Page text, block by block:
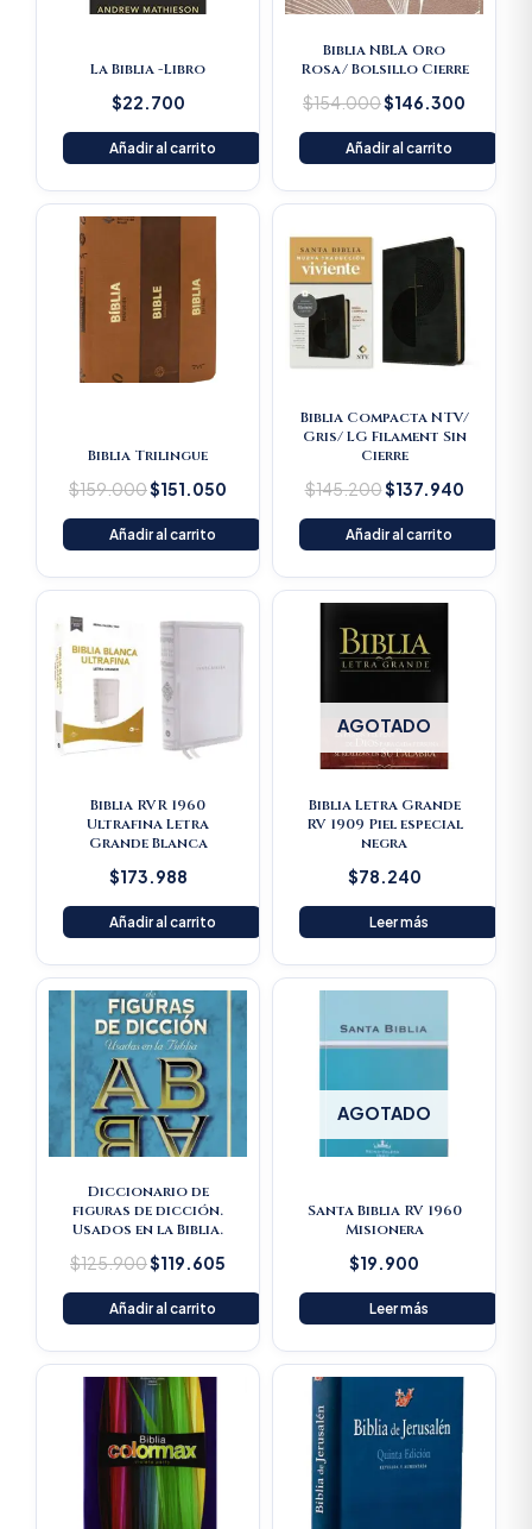
La Biblia -Libro
$22.700
Añadir al carrito
Biblia NBLA Oro
Rosa/ Bolsillo Cierre
$154.000$146.300
Añadir al carrito
Biblia Trilingue
$159.000
Original
$159.000.
$151.050
Current
$151.050.
Añadir al carrito
Biblia Compacta NTV/
Gris/ LG Filament Sin
Cierre
$145.200
was:
$145.200.
$137.940
Current
is:
Añadir al carrito
Biblia RVR 1960
Ultrafina Letra
Grande Blanca
$173.988
Añadir al carrito
AGOTADO
Biblia Letra Grande
RV 1909 Piel especial
negra
$78.240
Leer más
Diccionario de
figuras de dicción.
Usados en la Biblia.
$125.900
Original
price
was:
$125.900.
$119.605
Current
price
Añadir al carrito
AGOTADO
Santa Biblia RV 1960
Misionera
$19.900
Leer más